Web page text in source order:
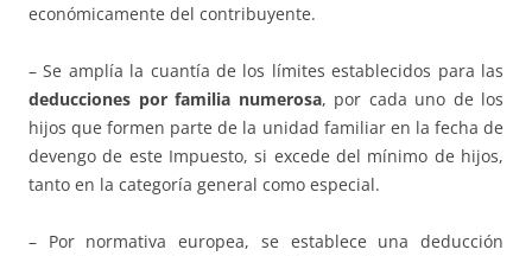
económicamente del contribuyente.
– Se amplía la cuantía de los límites establecidos para las
deducciones por familia numerosa, por cada uno de los
hijos que formen parte de la unidad familiar en la fecha de
devengo de este Impuesto, si excede del mínimo de hijos,
tanto en la categoría general como especial.
– Por normativa europea, se establece una deducción